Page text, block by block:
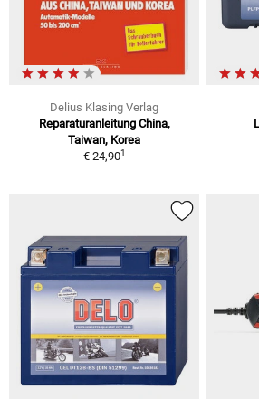
Delius Klasing Verlag
Reparaturanleitung China,
Taiwan, Korea
€ 24,901